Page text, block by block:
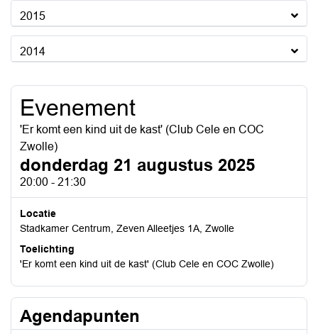
2015
2014
Evenement
'Er komt een kind uit de kast' (Club Cele en COC
Zwolle)
donderdag 21 augustus 2025
20:00 - 21:30
Locatie
Stadkamer Centrum, Zeven Alleetjes 1A, Zwolle
Toelichting
'Er komt een kind uit de kast' (Club Cele en COC Zwolle)
Agendapunten